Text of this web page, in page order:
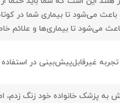
می‌شود تا بیماری شما در
می‌شود تا بیماری‌ها و علائم
غیرقابل‌پیش‌بینی در
به پزشک خانواده خود زنگ زدم،